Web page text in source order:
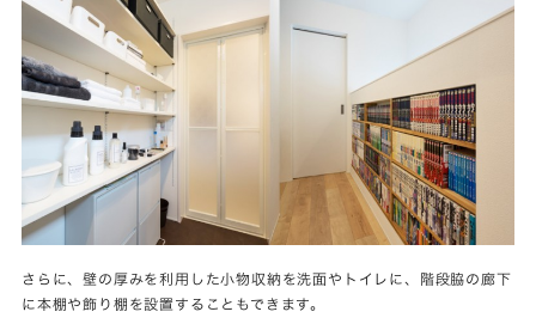
さらに、壁の厚みを利用した小物収納を洗面やトイレに、階段脇の廊下
に本棚や飾り棚を設置することもできます。